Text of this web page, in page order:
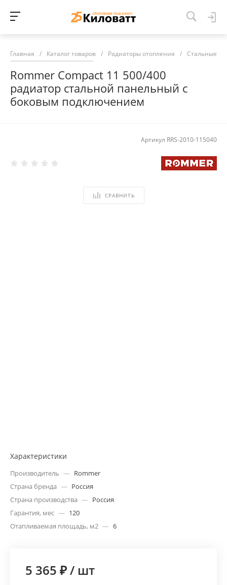
Главная / Каталог товаров / Радиаторы отопления / Стальные
Rommer Compact 11 500/400
радиатор стальной панельный с
боковым подключением
Артикул RRS-2010-115040
СРАВНИТЬ
Характеристики
Производитель — Rommer
Страна бренда — Россия
Страна производства — Россия
Гарантия, мес — 120
Отапливаемая площадь, м2 — 6
5 365 ₽/ шт